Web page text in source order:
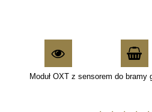
Moduł OXT z sensorem do bramy